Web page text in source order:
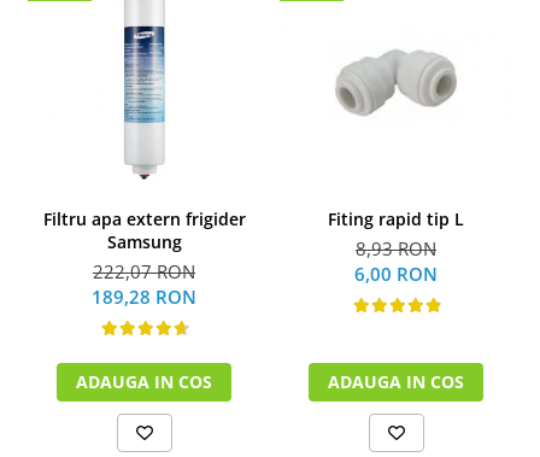
Filtru apa extern frigider
Samsung
222,07 RON
189,28 RON
ADAUGA IN COS
Fiting rapid tip L
8,93 RON
6,00 RON
ADAUGA IN COS